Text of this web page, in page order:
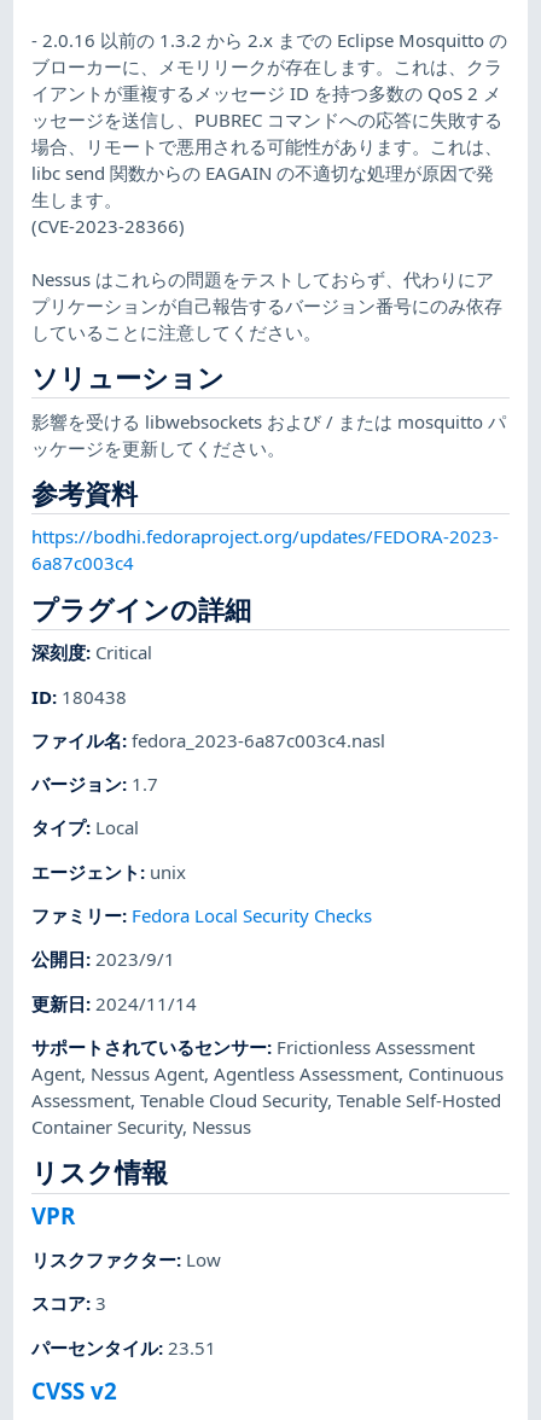
- 2.0.16 以前の 1.3.2 から 2.x までの Eclipse Mosquitto の
ブローカーに、メモリリークが存在します。これは、クラ
イアントが重複するメッセージ ID を持つ多数の QoS 2 メ
ッセージを送信し、PUBREC コマンドへの応答に失敗する
場合、リモートで悪用される可能性があります。これは、
libc send 関数からの EAGAIN の不適切な処理が原因で発
生します。
(CVE-2023-28366)
Nessus はこれらの問題をテストしておらず、代わりにア
プリケーションが自己報告するバージョン番号にのみ依存
していることに注意してください。
ソリューション
影響を受ける libwebsockets および / または mosquitto パ
ッケージを更新してください。
参考資料
https://bodhi.fedoraproject.org/updates/FEDORA-2023-
6a87c003c4
プラグインの詳細
深刻度: Critical
ID: 180438
ファイル名:fedora_2023-6a87c003c4.nasl
バージョン: 1.7
タイプ: Local
エージェント : unix
ファミリー: Fedora Local Security Checks
公開日:2023/9/1
更新日: 2024/11/14
サポートされているセンサー: Frictionless Assessment
Agent, Nessus Agent,Agentless Assessment, Continuous
Assessment,Tenable Cloud Security,Tenable Self-Hosted
Container Security, Nessus
リスク情報
VPR
リスクファクター: Low
スコア:3
パーセンタイル: 23.51
CVSS v2